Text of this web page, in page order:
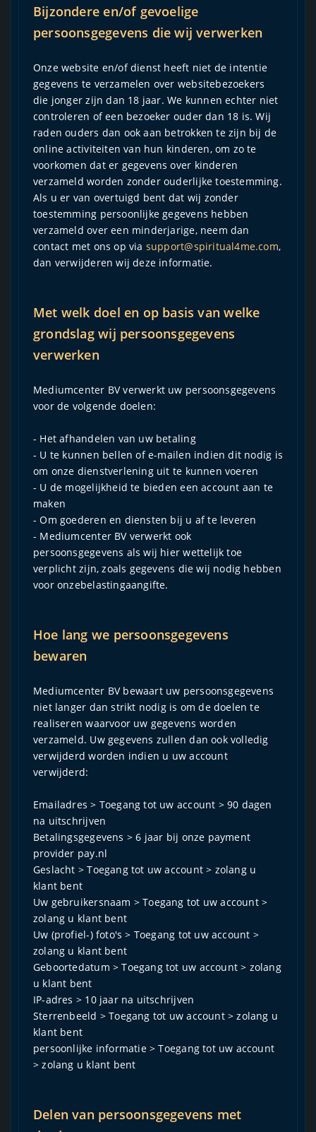
Bijzondere en/of gevoelige
persoonsgegevens die wij verwerken
Onze website en/of dienst heeft niet de intentie
gegevens te verzamelen over websitebezoekers
die jonger zijn dan 18 jaar. We kunnen echter niet
controleren of een bezoeker ouder dan 18 is. Wij
raden ouders dan ook aan betrokken te zijn bij de
online activiteiten van hun kinderen, om zo te
voorkomen dat er gegevens over kinderen
verzameld worden zonder ouderlijke toestemming.
Als u er van overtuigd bent dat wij zonder
toestemming persoonlijke gegevens hebben
verzameld over een minderjarige, neem dan
contact met ons op via support@spiritual4me.com,
dan verwijderen wij deze informatie.
Met welk doel en op basis van welke
grondslag wij persoonsgegevens
verwerken
Mediumcenter BV verwerkt uw persoonsgegevens
voor de volgende doelen:
- Het afhandelen van uw betaling
- U te kunnen bellen of e-mailen indien dit nodig is
om onze dienstverlening uit te kunnen voeren
- U de mogelijkheid te bieden een account aan te
maken
- Om goederen en diensten bij u af te leveren
- Mediumcenter BV verwerkt ook
persoonsgegevens als wij hier wettelijk toe
verplicht zijn, zoals gegevens die wij nodig hebben
voor onzebelastingaangifte.
Hoe lang we persoonsgegevens
bewaren
Mediumcenter BV bewaart uw persoonsgegevens
niet langer dan strikt nodig is om de doelen te
realiseren waarvoor uw gegevens worden
verzameld. Uw gegevens zullen dan ook volledig
verwijderd worden indien u uw account
verwijderd:
Emailadres > Toegang tot uw account > 90 dagen
na uitschrijven
Betalingsgegevens > 6 jaar bij onze payment
provider pay.nl
Geslacht > Toegang tot uw account > zolang u
klant bent
Uw gebruikersnaam > Toegang tot uw account >
zolang u klant bent
Uw (profiel-) foto's > Toegang tot uw account >
zolang u klant bent
Geboortedatum > Toegang tot uw account > zolang
u klant bent
IP-adres > 10 jaar na uitschrijven
Sterrenbeeld > Toegang tot uw account > zolang u
klant bent
persoonlijke informatie > Toegang tot uw account
> zolang u klant bent
Delen van persoonsgegevens met